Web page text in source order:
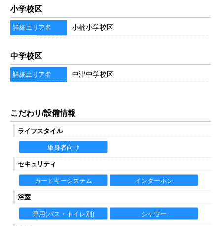
小学校区
詳細エリア名 小楠小学校区
中学校区
詳細エリア名 中津中学校区
こだわり/設備情報
ライフスタイル
単身者向け
セキュリティ
カードキーシステム インターホン
浴室
専用(バス・トイレ別) シャワー